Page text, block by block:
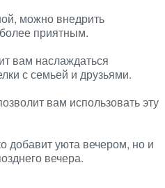
можно внедрить
приятным.
вам наслаждаться
с семьей и друзьями.
вам использовать эту
добавит уюта вечером, но и
вечера.